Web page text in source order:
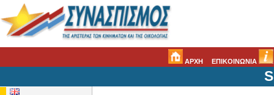
ΑΡΧΗ ΕΠΙΚΟΙΝΩΝΙΑ